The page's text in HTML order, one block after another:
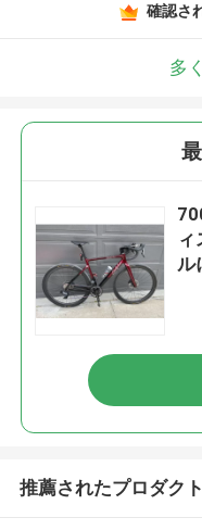
確認さ
多
ル
推薦されたプロダクト